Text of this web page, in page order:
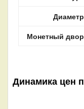
Монетный
Динамика цен